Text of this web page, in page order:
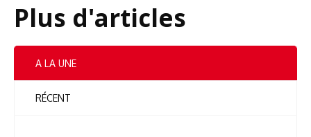
Plus d'articles
A LA UNE
RÉCENT